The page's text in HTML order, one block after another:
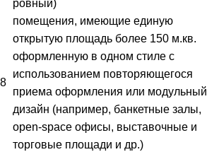
ровный)
8
помещения, имеющие единую
открытую площадь более 150 м.кв.
оформленную в одном стиле с
использованием повторяющегося
приема оформления или модульный
дизайн (например, банкетные залы,
open-space офисы, выставочные и
торговые площади и др.)